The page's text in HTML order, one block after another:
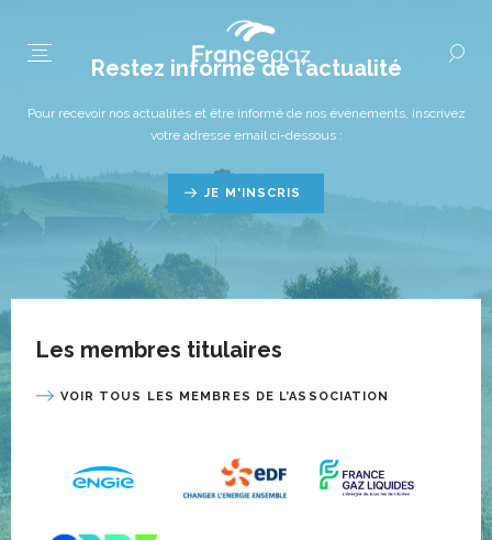
Restez informé de l’actualité
Pour recevoir nos actualités et être informé de nos événements, inscrivez
votre adresse email ci-dessous :
JE M'INSCRIS
Les membres titulaires
VOIR TOUS LES MEMBRES DE L’ASSOCIATION